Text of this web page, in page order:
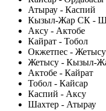
Атырау - Каспий
Кызыл-Жар СК -
Аксу - Актобе
Кайрат - Тобол
Окжетпес - Жетысу
Жетысу - Кызыл-
Актобе - Кайрат
Тобол - Кайсар
Каспий - Аксу
Шахтер - Атырау